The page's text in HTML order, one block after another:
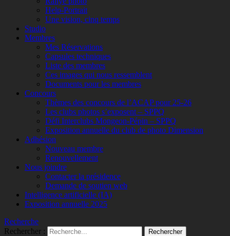
Help-Portrait
Une vision, cinq temps
Studio
Membres
Mes Réservations
Capsules techniques
Liste des membres
Ces images qui nous ressemblent
Documents pour les membres
Concours
Thèmes des concours de l’ACAP pour 25-26
Les clubs photos s’exposent – SPPQ
Défi Interclubs Mongeon-Pépin – SPPQ
Exposition annuelle du club de photo Dimension
Adhésion
Nouveau membre
Renouvellement
Nous joindre
Contacter la présidence
Demande de soutien web
Intelligence artificielle (IA)
Exposition annuelle 2025
Recherche
Rechercher :